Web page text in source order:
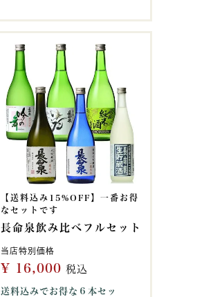
【送料込み15%OFF】一番お得
なセットです
長命泉飲み比べフルセット
当店特別価格
¥ 16,000 税込
送料込みでお得な６本セッ